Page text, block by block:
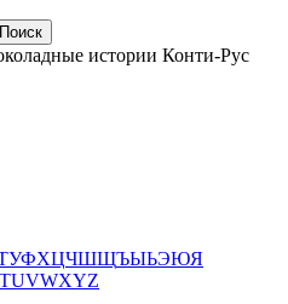
Поиск
истории Конти-Рус
УФХЦЧШЩЪЫЬЭЮЯ
TUVWXYZ